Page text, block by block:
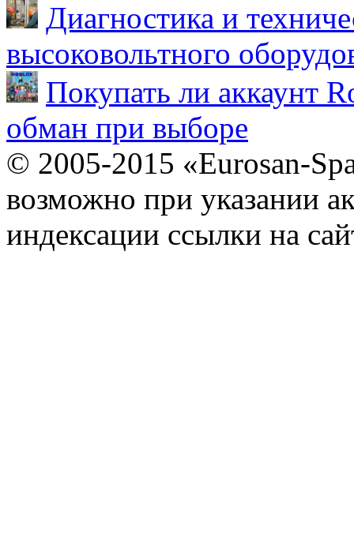
Диагностика и
высоковольтного
Покупать ли аккаунт
обман при выборе
© 2005-2015 «Eurosan-
возможно при указании
индексации ссылки на